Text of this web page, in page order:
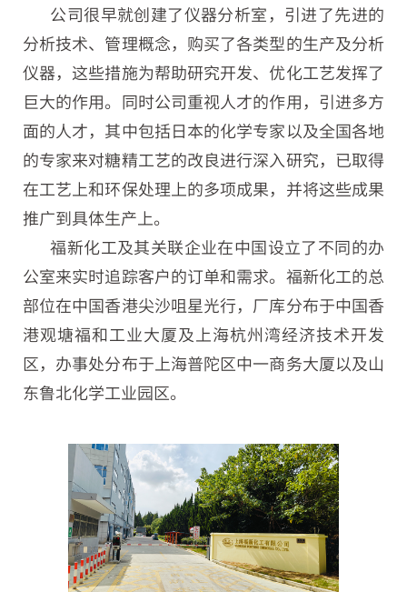
公司很早就创建了仪器分析室，引进了先进的
分析技术、管理概念，购买了各类型的生产及分析
仪器，这些措施为帮助研究开发、优化工艺发挥了
巨大的作用。同时公司重视人才的作用，引进多方
面的人才，其中包括日本的化学专家以及全国各地
的专家来对糖精工艺的改良进行深入研究，已取得
在工艺上和环保处理上的多项成果，并将这些成果
推广到具体生产上。
福新化工及其关联企业在中国设立了不同的办
公室来实时追踪客户的订单和需求。福新化工的总
部位在中国香港尖沙咀星光行，厂库分布于中国香
港观塘福和工业大厦及上海杭州湾经济技术开发
区，办事处分布于上海普陀区中一商务大厦以及山
东鲁北化学工业园区。